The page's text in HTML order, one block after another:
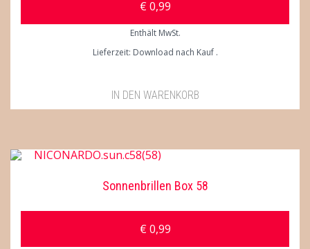
€0,99
Enthält MwSt.
Lieferzeit: Download nach Kauf
IN DEN WARENKORB
Sonnenbrillen Box 58
€0,99